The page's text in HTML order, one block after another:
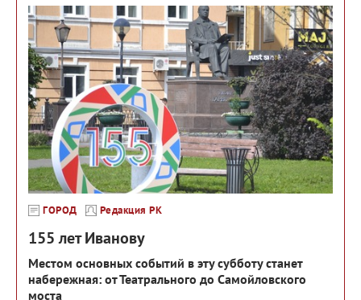
ГОРОД Редакция РК
155 лет Иванову
Местом основных событий в эту субботу станет
набережная: от Театрального до Самойловского
моста